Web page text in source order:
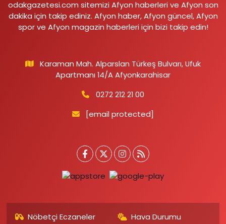
odakgazetesi.com sitemizi Afyon haberleri ve Afyon son
dakika için takip ediniz. Afyon haber, Afyon güncel, Afyon
spor ve Afyon magazin haberleri için bizi takip edin!
Karaman Mah. Alparslan Türkeş Bulvarı, Ufuk
Apartmanı 14/A Afyonkarahisar
0272 212 21 00
[email protected]
Nöbetçi Eczaneler Hava Durumu